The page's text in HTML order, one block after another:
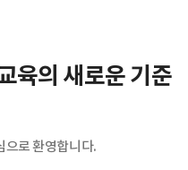
육의 새로운 기준
으로 환영합니다.